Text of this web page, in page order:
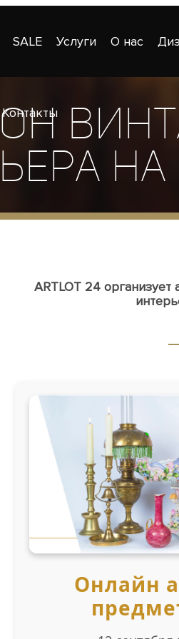
SALE Услуги О нас
Контакты
ARTLOT 24
Онлайн